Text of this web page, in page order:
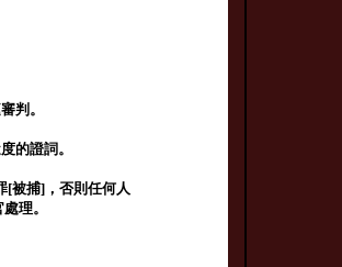
判。
的證詞。
[被捕]，否則任何人
理。